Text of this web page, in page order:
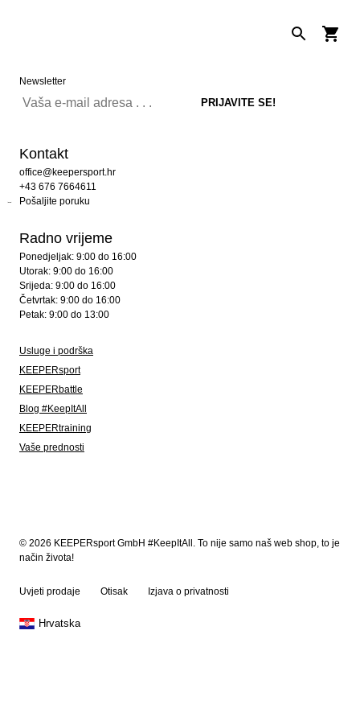
Newsletter
Kontakt
office@keepersport.hr
+43 676 7664611
Pošaljite poruku
Radno vrijeme
Ponedjeljak: 9:00 do 16:00
Utorak: 9:00 do 16:00
Srijeda: 9:00 do 16:00
Četvrtak: 9:00 do 16:00
Petak: 9:00 do 13:00
Usluge i podrška
KEEPERsport
KEEPERbattle
Blog #KeepItAll
KEEPERtraining
Vaše prednosti
© 2026 KEEPERsport GmbH #KeepItAll. To nije samo naš web shop, to je
način života!
Uvjeti prodaje Otisak Izjava o privatnosti
Hrvatska